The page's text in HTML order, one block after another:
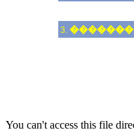
3.
You can't access this file